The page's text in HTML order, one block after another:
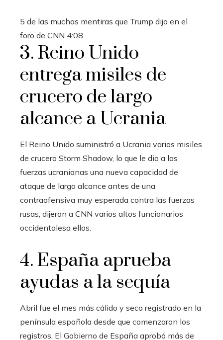
5 de las muchas mentiras que Trump dijo en el
foro de CNN 4:08
3. Reino Unido
entrega misiles de
crucero de largo
alcance a Ucrania
El Reino Unido suministró a Ucrania varios misiles
de crucero Storm Shadow, lo que le dio a las
fuerzas ucranianas una nueva capacidad de
ataque de largo alcance antes de una
contraofensiva muy esperada contra las fuerzas
rusas, dijeron a CNN varios altos funcionarios
occidentalesa ellos.
4. España aprueba
ayudas a la sequía
Abril fue el mes más cálido y seco registrado en la
península española desde que comenzaron los
registros. El Gobierno de España aprobó más de